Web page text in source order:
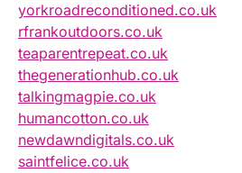
yorkroadreconditioned.co.uk
rfrankoutdoors.co.uk
teaparentrepeat.co.uk
thegenerationhub.co.uk
talkingmagpie.co.uk
humancotton.co.uk
newdawndigitals.co.uk
saintfelice.co.uk